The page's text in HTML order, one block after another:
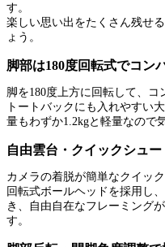
す。
楽しい思い出をたくさん残せ
ょう。
脚部は180度回転式でコン
脚を180度上方に回転して、
トートバックにも入れやすい
量もわずか1.2kgと軽量なので
自由雲台・クイックシュ
カメラの着脱が簡単なクイッ
回転式ボールヘッドを採用し
き、自由自在なフレーミング
す。